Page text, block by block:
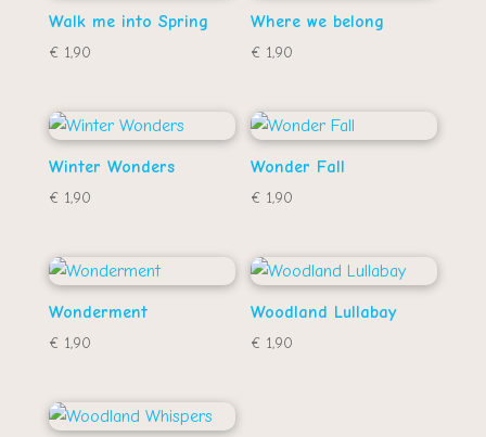
Walk me into Spring
€1,90
Where we belong
€ 1,90
Winter Wonders
€1,90
Wonder Fall
€ 1,90
Wonderment
€1,90
Woodland Lullabay
€ 1,90